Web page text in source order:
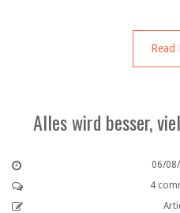
Read
Alles wird besser,
06/
4